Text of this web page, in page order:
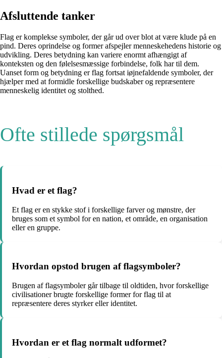
Afsluttende tanker
Flag er komplekse symboler, der går ud over blot at være klude på en
pind. Deres oprindelse og former afspejler menneskehedens historie og
udvikling. Deres betydning kan variere enormt afhængigt af
konteksten og den følelsesmæssige forbindelse, folk har til dem.
Uanset form og betydning er flag fortsat iøjnefaldende symboler, der
hjælper med at formidle forskellige budskaber og repræsentere
menneskelig identitet og stolthed.
Ofte stillede spørgsmål
Hvad er et flag?
Et flag er en stykke stof i forskellige farver og mønstre, der
bruges som et symbol for en nation, et område, en organisation
eller en gruppe.
Hvordan opstod brugen af flagsymboler?
Brugen af flagsymboler går tilbage til oldtiden, hvor forskellige
civilisationer brugte forskellige former for flag til at
repræsentere deres styrker eller identitet.
Hvordan er et flag normalt udformet?